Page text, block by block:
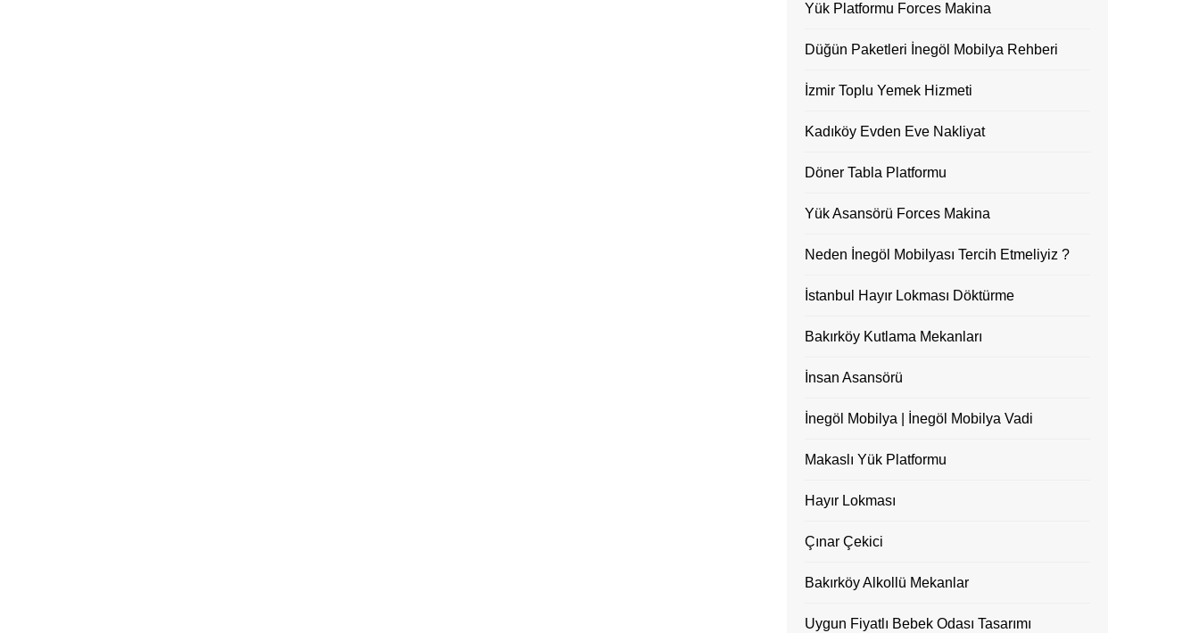
Yük Platformu Forces Makina
Düğün Paketleri İnegöl Mobilya Rehberi
İzmir Toplu Yemek Hizmeti
Kadıköy Evden Eve Nakliyat
Döner Tabla Platformu
Yük Asansörü Forces Makina
Neden İnegöl Mobilyası Tercih Etmeliyiz ?
İstanbul Hayır Lokması Döktürme
Bakırköy Kutlama Mekanları
İnsan Asansörü
İnegöl Mobilya | İnegöl Mobilya Vadi
Makaslı Yük Platformu
Hayır Lokması
Çınar Çekici
Bakırköy Alkollü Mekanlar
Uygun Fiyatlı Bebek Odası Tasarımı